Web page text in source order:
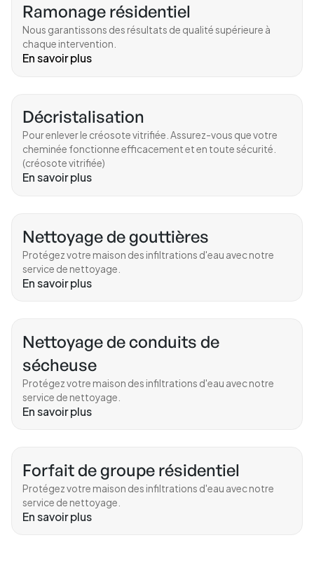
Ramonage résidentiel
Nous garantissons des résultats de qualité supérieure à
chaque intervention.
En savoir plus
Décristalisation
Pour enlever le créosote vitrifiée. Assurez-vous que votre
cheminée fonctionne efficacement et en toute sécurité.
(créosote vitrifiée)
En savoir plus
Nettoyage de gouttières
Protégez votre maison des infiltrations d'eau avec notre
service de nettoyage.
En savoir plus
Nettoyage de conduits de
sécheuse
Protégez votre maison des infiltrations d'eau avec notre
service de nettoyage.
En savoir plus
Forfait de groupe résidentiel
Protégez votre maison des infiltrations d'eau avec notre
service de nettoyage.
En savoir plus